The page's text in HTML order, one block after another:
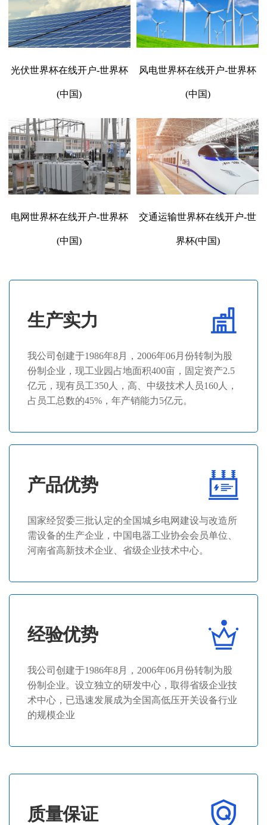
光伏世界杯在线开户-世界杯
(中国)
风电世界杯在线开户-世界杯
(中国)
电网世界杯在线开户-世界杯
(中国)
交通运输世界杯在线开户-世
界杯(中国)
生产实力
我公司创建于1986年8月，2006年06月份转制为股
份制企业，现工业园占地面积400亩，固定资产2.5
亿元，现有员工350人，高、中级技术人员160人，
占员工总数的45%，年产销能力5亿元。
产品优势
国家经贸委三批认定的全国城乡电网建设与改造所
需设备的生产企业，中国电器工业协会会员单位、
河南省高新技术企业、省级企业技术中心。
经验优势
我公司创建于1986年8月，2006年06月份转制为股
份制企业。设立独立的研发中心，取得省级企业技
术中心，已迅速发展成为全国高低压开关设备行业
的规模企业
质量保证